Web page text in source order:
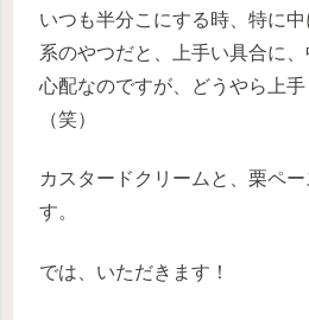
いつも半分こにする時、特に
系のやつだと、上手い具合に
心配なのですが、どうやら上
（笑）
カスタードクリームと、栗ペ
す。
では、いただきます！